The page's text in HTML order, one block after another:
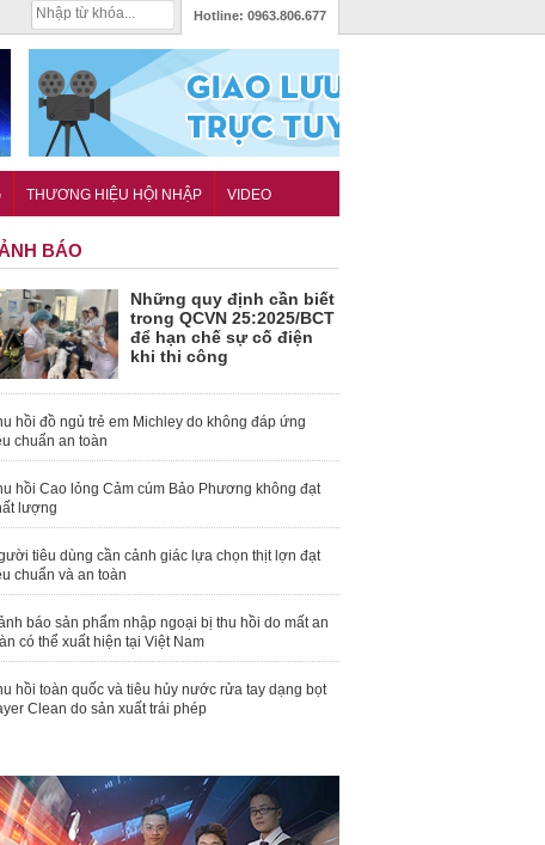
Hotline: 0963.806.677
THƯƠNG HIỆU HỘI NHẬP VIDEO
BÁO
Những quy định cần biết
trong QCVN 25:2025/BCT
để hạn chế sự cố điện
khi thi công
hồi đồ ngủ trẻ em Michley do không đáp ứng
chuẩn an toàn
hồi Cao lỏng Cảm cúm Bảo Phương không đạt
lượng
tiêu dùng cần cảnh giác lựa chọn thịt lợn đạt
chuẩn và an toàn
báo sản phẩm nhập ngoại bị thu hồi do mất an
có thể xuất hiện tại Việt Nam
hồi toàn quốc và tiêu hủy nước rửa tay dạng bọt
Clean do sản xuất trái phép